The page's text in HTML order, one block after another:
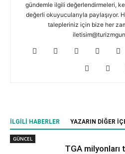
gündemle ilgili değerlendirmeleri,
değerli okuyucularıyla paylaşıyor.
talepleriniz için bize her
İLGILI HABERLER YAZARIN DIĞER
GÜNCEL
TGA milyonları